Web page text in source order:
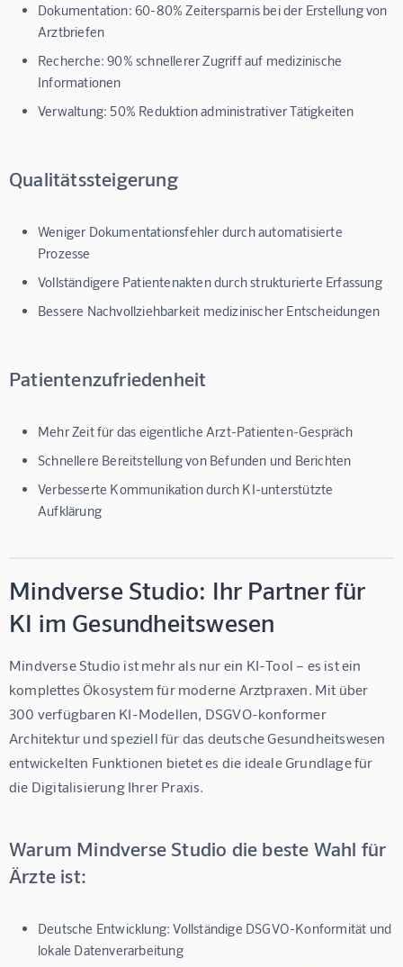
Dokumentation: 60-80% Zeitersparnis bei der Erstellung von
Arztbriefen
Recherche: 90% schnellerer Zugriff auf medizinische
Informationen
Verwaltung: 50% Reduktion administrativer Tätigkeiten
Qualitätssteigerung
Weniger Dokumentationsfehler durch automatisierte
Prozesse
Vollständigere Patientenakten durch strukturierte Erfassung
Bessere Nachvollziehbarkeit medizinischer Entscheidungen
Patientenzufriedenheit
Mehr Zeit für das eigentliche Arzt-Patienten-Gespräch
Schnellere Bereitstellung von Befunden und Berichten
Verbesserte Kommunikation durch KI-unterstützte
Aufklärung
Mindverse Studio: Ihr Partner für
KI im Gesundheitswesen
Mindverse Studio ist mehr als nur ein KI-Tool – es ist ein
komplettes Ökosystem für moderne Arztpraxen. Mit über
300 verfügbaren KI-Modellen, DSGVO-konformer
Architektur und speziell für das deutsche Gesundheitswesen
entwickelten Funktionen bietet es die ideale Grundlage für
die Digitalisierung Ihrer Praxis.
Warum Mindverse Studio die beste Wahl für
Ärzte ist:
Deutsche Entwicklung: Vollständige DSGVO-Konformität und
lokale Datenverarbeitung